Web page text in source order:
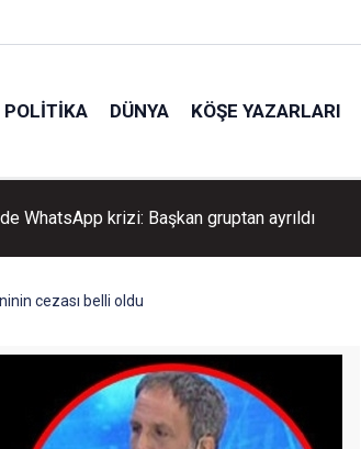
POLITIKA DÜNYA KÖŞE YAZARLARI
WhatsApp krizi: Başkan gruptan ayrıldı
cezası belli oldu